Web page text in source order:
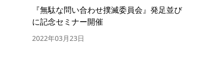
『無駄な問い合わせ撲滅委員会』発足並び
に記念セミナー開催
2022年03月23日